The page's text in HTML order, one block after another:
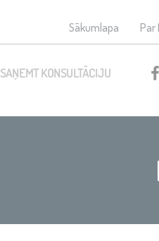
Sākumlapa Par
SAŅEMT KONSULTĀCIJU